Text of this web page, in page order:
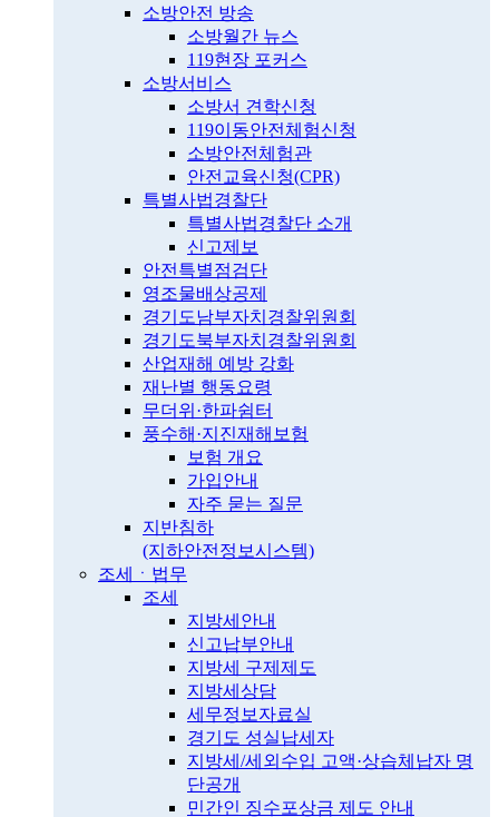
소방안전 방송
소방월간 뉴스
119현장 포커스
소방서비스
소방서 견학신청
119이동안전체험신청
소방안전체험관
안전교육신청(CPR)
특별사법경찰단
특별사법경찰단 소개
신고제보
안전특별점검단
영조물배상공제
경기도남부자치경찰위원회
경기도북부자치경찰위원회
산업재해 예방 강화
재난별 행동요령
무더위·한파쉼터
풍수해·지진재해보험
보험 개요
가입안내
자주 묻는 질문
지반침하
(지하안전정보시스템)
조세ㆍ법무
조세
지방세안내
신고납부안내
지방세 구제제도
지방세상담
세무정보자료실
경기도 성실납세자
지방세/세외수입 고액·상습체납자 명
단공개
민간인 징수포상금 제도 안내